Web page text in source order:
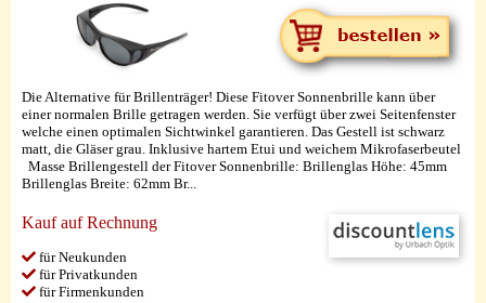
Die Alternative für Brillenträger! Diese Fitover Sonnenbrille kann über
einer normalen Brille getragen werden. Sie verfügt über zwei Seitenfenster
welche einen optimalen Sichtwinkel garantieren. Das Gestell ist schwarz
matt, die Gläser grau. Inklusive hartem Etui und weichem Mikrofaserbeutel
Masse Brillengestell der Fitover Sonnenbrille: Brillenglas Höhe: 45mm
Brillenglas Breite: 62mm Br...
Kauf auf Rechnung
für Neukunden
für Privatkunden
für Firmenkunden